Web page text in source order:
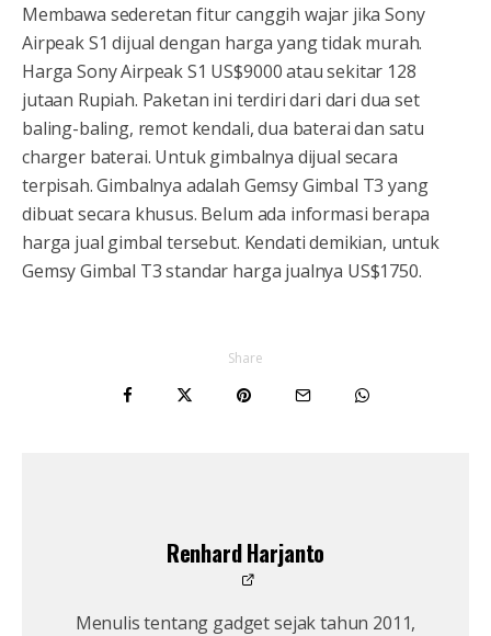
Membawa sederetan fitur canggih wajar jika Sony
Airpeak S1 dijual dengan harga yang tidak murah.
Harga Sony Airpeak S1 US$9000 atau sekitar 128
jutaan Rupiah. Paketan ini terdiri dari dari dua set
baling-baling, remot kendali, dua baterai dan satu
charger baterai. Untuk gimbalnya dijual secara
terpisah. Gimbalnya adalah Gemsy Gimbal T3 yang
dibuat secara khusus. Belum ada informasi berapa
harga jual gimbal tersebut. Kendati demikian, untuk
Gemsy Gimbal T3 standar harga jualnya US$1750.
Share
Renhard Harjanto
Menulis tentang gadget sejak tahun 2011,